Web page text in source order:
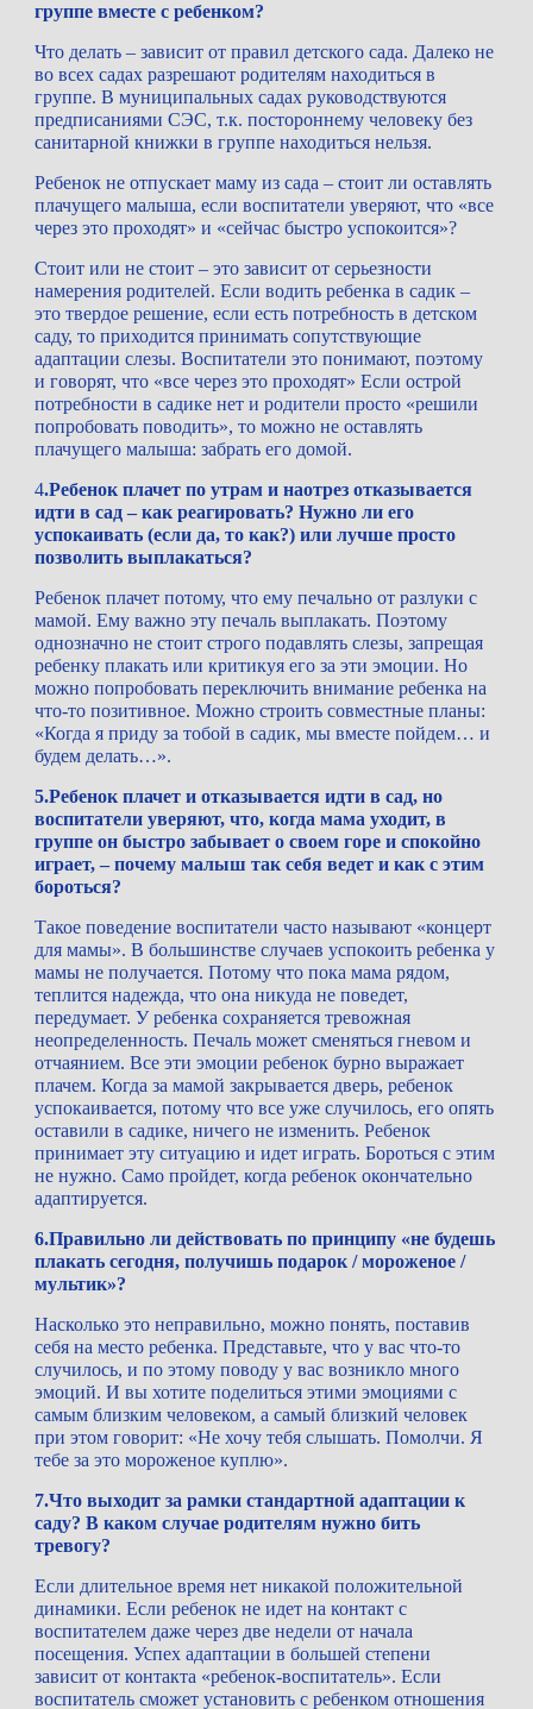
группе вместе с ребенком?
Что делать – зависит от правил детского сада. Далеко не
во всех садах разрешают родителям находиться в
группе. В муниципальных садах руководствуются
предписаниями СЭС, т.к. постороннему человеку без
санитарной книжки в группе находиться нельзя.
Ребенок не отпускает маму из сада – стоит ли оставлять
плачущего малыша, если воспитатели уверяют, что «все
через это проходят» и «сейчас быстро успокоится»?
Стоит или не стоит – это зависит от серьезности
намерения родителей. Если водить ребенка в садик –
это твердое решение, если есть потребность в детском
саду, то приходится принимать сопутствующие
адаптации слезы. Воспитатели это понимают, поэтому
и говорят, что «все через это проходят» Если острой
потребности в садике нет и родители просто «решили
попробовать поводить», то можно не оставлять
плачущего малыша: забрать его домой.
4.Ребенок плачет по утрам и наотрез отказывается
идти в сад – как реагировать? Нужно ли его
успокаивать (если да, то как?) или лучше просто
позволить выплакаться?
Ребенок плачет потому, что ему печально от разлуки с
мамой. Ему важно эту печаль выплакать. Поэтому
однозначно не стоит строго подавлять слезы, запрещая
ребенку плакать или критикуя его за эти эмоции. Но
можно попробовать переключить внимание ребенка на
что-то позитивное. Можно строить совместные планы:
«Когда я приду за тобой в садик, мы вместе пойдем… и
будем делать…».
5.Ребенок плачет и отказывается идти в сад, но
воспитатели уверяют, что, когда мама уходит, в
группе он быстро забывает о своем горе и спокойно
играет, – почему малыш так себя ведет и как с этим
бороться?
Такое поведение воспитатели часто называют «концерт
для мамы». В большинстве случаев успокоить ребенка у
мамы не получается. Потому что пока мама рядом,
теплится надежда, что она никуда не поведет,
передумает. У ребенка сохраняется тревожная
неопределенность. Печаль может сменяться гневом и
отчаянием. Все эти эмоции ребенок бурно выражает
плачем. Когда за мамой закрывается дверь, ребенок
успокаивается, потому что все уже случилось, его опять
оставили в садике, ничего не изменить. Ребенок
принимает эту ситуацию и идет играть. Бороться с этим
не нужно. Само пройдет, когда ребенок окончательно
адаптируется.
6.Правильно ли действовать по принципу «не будешь
плакать сегодня, получишь подарок / мороженое /
мультик»?
Насколько это неправильно, можно понять, поставив
себя на место ребенка. Представьте, что у вас что-то
случилось, и по этому поводу у вас возникло много
эмоций. И вы хотите поделиться этими эмоциями с
самым близким человеком, а самый близкий человек
при этом говорит: «Не хочу тебя слышать. Помолчи. Я
тебе за это мороженое куплю».
7.Что выходит за рамки стандартной адаптации к
саду? В каком случае родителям нужно бить
тревогу?
Если длительное время нет никакой положительной
динамики. Если ребенок не идет на контакт с
воспитателем даже через две недели от начала
посещения. Успех адаптации в большей степени
зависит от контакта «ребенок-воспитатель». Если
воспитатель сможет установить с ребенком отношения